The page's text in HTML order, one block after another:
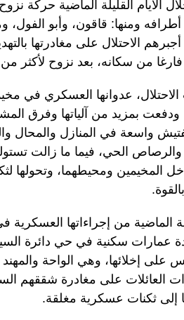
القليلة الماضية حركة
ومنها: قاقون، وأبو الفول،
الاحتلال على مغادرتها
سكانه، بعد نزوح لأكثر من 12 ألف لاجئ
عدوانها العسكري في
بمزيد من آلياتها وفرق
واسعة في المنازل والمحال
والرصاص الحي، فيما ما زالت
المخيمين ومحيطهما، وتحولها
الماضية من إجراءاتها
عمارات سكنية في حي دائرة
على إخلائها، وهي الواحة
العائلات على مغادرة شققهم
إلى ثكنات عسكرية مغلقة.